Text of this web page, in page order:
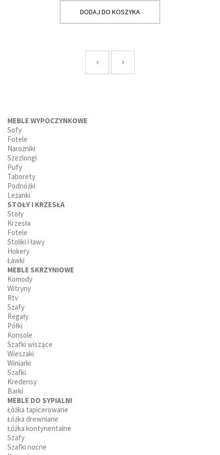
DODAJ DO KOSZYKA
MEBLE WYPOCZYNKOWE
Sofy
Fotele
Narożniki
Szezlongi
Pufy
Taborety
Podnóżki
Leżanki
STOŁY I KRZESŁA
Stoły
Krzesła
Fotele
Stoliki i ławy
Hokery
Ławki
MEBLE SKRZYNIOWE
Komody
Witryny
Rtv
Szafy
Regały
Półki
Konsole
Szafki wiszące
Wieszaki
Winiarki
Szafki
Kredensy
Barki
MEBLE DO SYPIALNI
Łóżka tapicerowane
Łóżka drewniane
Łóżka kontynentalne
Szafy
Szafki nocne